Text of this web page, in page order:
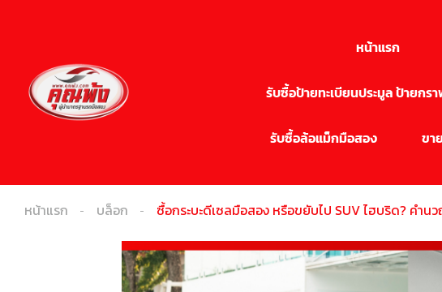
หน้าแรก
รับซื้อป้ายทะเบียนประมูล ป้ายกร
รับซื้อล้อแม็กมือสอง ขา
หน้าแรก บล็อก ซื้อกระบะดีเซลมือสอง หรือขยับไป SUV ไฮบริด? คำ